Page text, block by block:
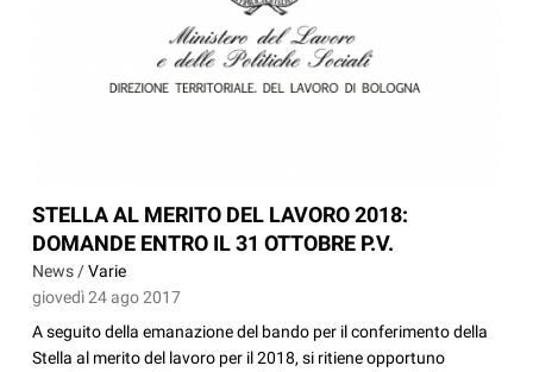
STELLA AL MERITO DEL LAVORO 2018:
DOMANDE ENTRO IL 31 OTTOBRE P.V.
News /Varie
giovedì 24 ago 2017
A seguito della emanazione del bando per il conferimento della
Stella al merito del lavoro per il 2018, si ritiene opportuno